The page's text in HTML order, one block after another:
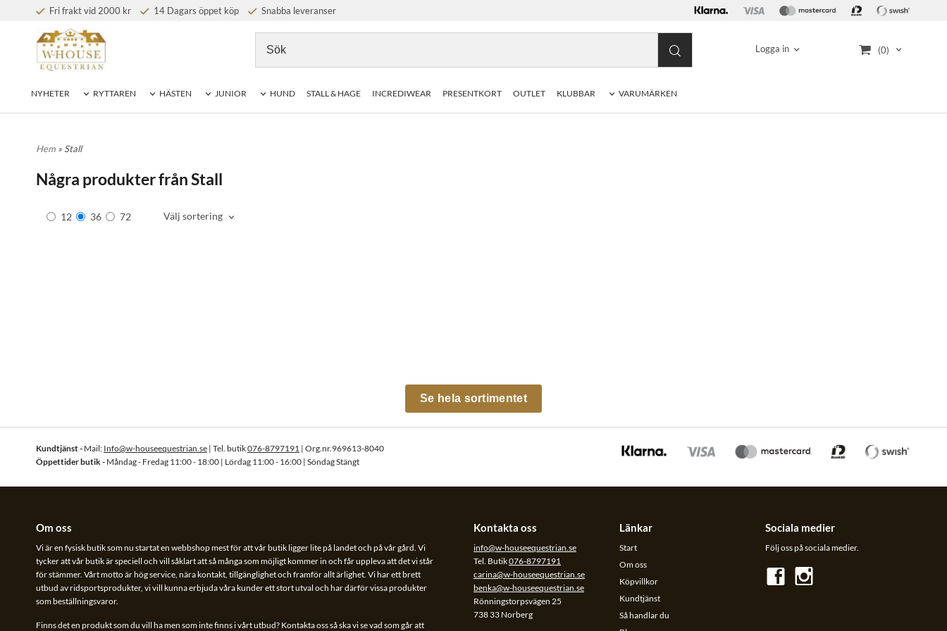
Fri frakt vid 2000 kr 14 Dagars öppet köp Snabba leveranser
Logga in (0)
NYHETER RYTTAREN HÄSTEN JUNIOR HUND STALL & HAGE INCREDIWEAR PRESENTKORT OUTLET KLUBBAR VARUMÄRKEN
Hem » Stall
Några produkter från Stall
12 36 72 Välj sortering
Se hela sortimentet
Kundtjänst - Mail: Info@w-houseequestrian.se | Tel. butik076-8797191 | Org.nr.969613-8040
Öppettider butik - Måndag - Fredag 11:00 - 18:00 | Lördag 11:00 - 16:00 | Söndag Stängt
Om oss
Vi är en fysisk butik som nu startat en webbshop mest för att vår butik ligger lite på landet och på vår gård. Vi
tycker att vår butik är speciell och vill såklart att så många som möjligt kommer in och får uppleva att det vi står
för stämmer. Vårt motto är hög service, nära kontakt, tillgänglighet och framför allt ärlighet. Vi har ett brett
utbud av ridsportsprodukter, vi vill kunna erbjuda våra kunder ett stort utval och har därför vissa produkter
som beställningsvaror.
Finns det en produkt som du vill ha men som inte finns i vårt utbud? Kontakta oss så ska vi se vad som går att
Kontakta oss
info@w-houseequestrian.se
Tel. Butik076-8797191
carina@w-houseequestrian.se
benka@w-houseequestrian.se
Rönningstorpsvägen 25
738 33 Norberg
Länkar
Start
Om oss
Köpvillkor
Kundtjänst
Så handlar du
Sociala medier
Följ oss på sociala medier.